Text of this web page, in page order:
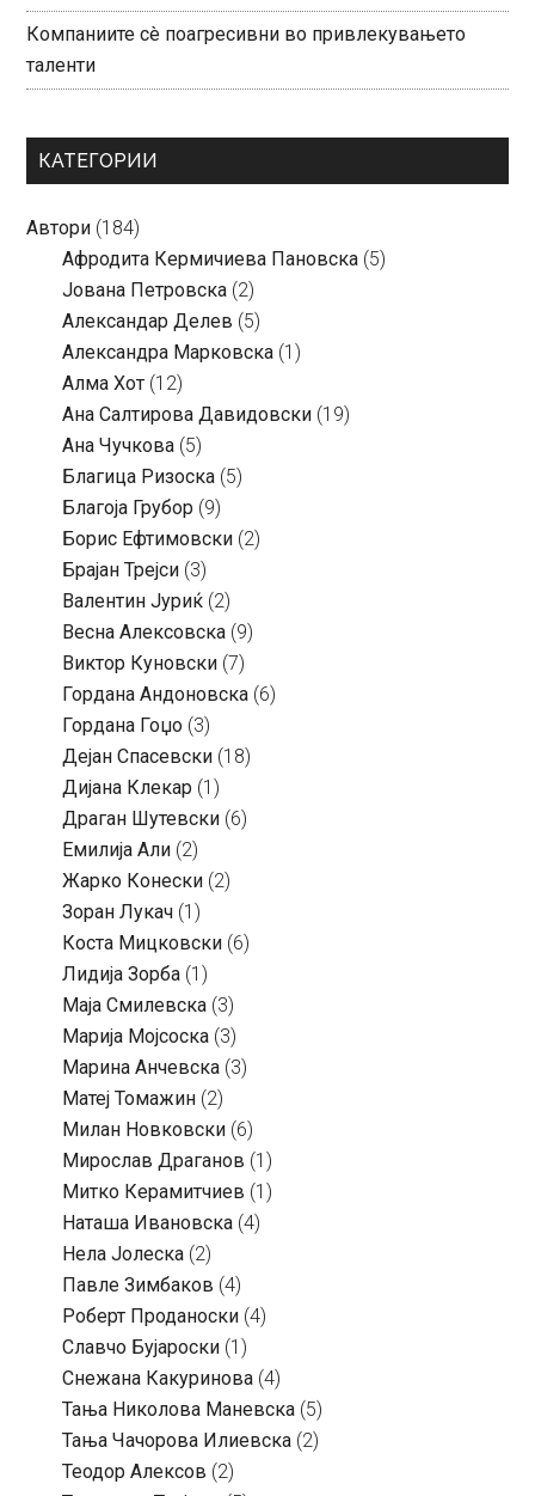
Компаниите сè поагресивни во привлекувањето
таленти
КАТЕГОРИИ
Автори (184)
Aфродита Кермичиева Пановска (5)
Јована Петровска (2)
Александар Делев (5)
Александра Марковска (1)
Алма Хот (12)
Ана Салтирова Давидовски (19)
Ана Чучкова (5)
Благица Ризоска (5)
Благоја Грубор (9)
Борис Ефтимовски (2)
Брајан Трејси (3)
Валентин Јуриќ (2)
Весна Алексовска (9)
Виктор Куновски (7)
Гордана Андоновска (6)
Гордана Гоџо (3)
Дејан Спасевски (18)
Дијана Клекар (1)
Драган Шутевски (6)
Емилија Али (2)
Жарко Конески (2)
Зоран Лукач (1)
Коста Мицковски (6)
Лидија Зорба (1)
Маја Смилевска (3)
Марија Мојсоска (3)
Марина Анчевска (3)
Матеј Томажин (2)
Милан Новковски (6)
Мирослав Драганов (1)
Митко Керамитчиев (1)
Наташа Ивановска (4)
Нела Јолеска (2)
Павле Зимбаков (4)
Роберт Проданоски (4)
Славчо Бујароски (1)
Снежана Какуринова (4)
Тања Николова Маневска (5)
Тања Чачорова Илиевска (2)
Теодор Алексов (2)